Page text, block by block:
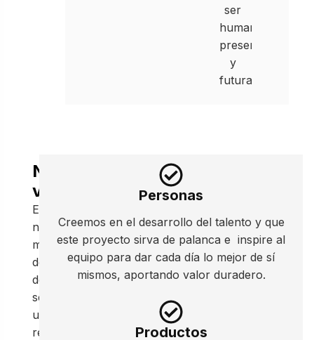
ser
humano
presente
y
futura.
Nuestra
visión
En
nuestro
marco
de
desarrollo
ser
un
referente
Personas
Creemos en el desarrollo del talento y que
este proyecto sirva de palanca e inspire al
equipo para dar cada día lo mejor de sí
mismos, aportando valor duradero.
Productos